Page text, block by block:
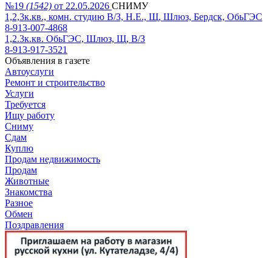
№19 (1542) от 22.05.2026 СНИМУ
1,2,3к.кв., комн. студию В/З, Н.Е., Щ, Шлюз, Бердск, ОбьГЭС
8-913-007-4868
1,2.3к.кв. ОбьГЭС, Шлюз, Щ, В/З
8-913-917-3521
Объявления в газете
Автоуслуги
Ремонт и строительство
Услуги
Требуется
Ищу работу
Сниму
Сдам
Куплю
Продам недвижимость
Продам
Животные
Знакомства
Разное
Обмен
Поздравления